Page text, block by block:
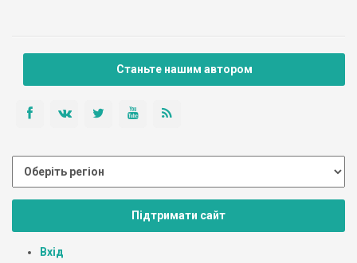
Станьте нашим автором
Підтримати сайт
Вхід